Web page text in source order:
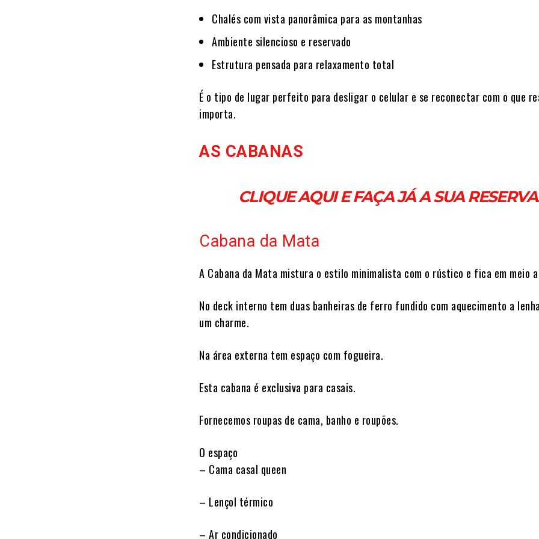
Chalés com vista panorâmica para as montanhas
Ambiente silencioso e reservado
Estrutura pensada para relaxamento total
É o tipo de lugar perfeito para desligar o celular e se reconectar com o que
importa.
AS CABANAS
CLIQUE AQUI E FAÇA JÁ A SUA
Cabana da Mata
A Cabana da Mata mistura o estilo minimalista com o rústico e fica em meio
No deck interno tem duas banheiras de ferro fundido com aquecimento a
um charme.
Na área externa tem espaço com fogueira.
Esta cabana é exclusiva para casais.
Fornecemos roupas de cama, banho e roupões.
O espaço
– Cama casal queen
– Lençol térmico
– Ar condicionado